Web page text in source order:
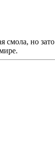
смола, но